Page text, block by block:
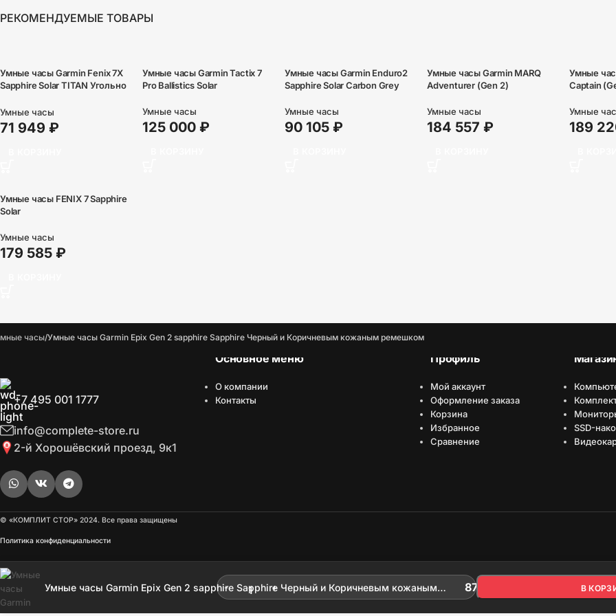
РЕКОМЕНДУЕМЫЕ ТОВАРЫ
Умные часы Garmin Fenix 7X
Sapphire Solar TITAN Угольно
Умные часы
71 949 ₽
Умные часы Garmin Tactix 7
Pro Ballistics Solar
Умные часы
125 000 ₽
Умные часы Garmin Enduro2
Sapphire Solar Carbon Grey
Умные часы
90 105 ₽
Умные часы Garmin MARQ
Adventurer (Gen 2)
Умные часы
184 557 ₽
Умные
Captain
Умные
189
Умные часы FENIX 7 Sapphire
Solar
Умные часы
179 585 ₽
часы Умные часы Garmin Epix Gen 2 sapphire Sapphire Черный и Коричневым кожаным ремешком
+7 495 001 1777
info@complete-store.ru
2-й Хорошёвский проезд, 9к1
Основное меню
О компании
Контакты
Профиль
Мой аккаунт
Оформление заказа
Корзина
Избранное
Сравнение
SSD-
© «КОМПЛИТ СТОР» 2024. Все права защищены
Политика конфиденциальности
Умные часы Garmin Epix Gen 2 sapphire Sapphire Черный и Коричневым кожаным
87 615 5 в наличииВ
Включает высокую скорость сайта, чтобы быть привлекательным для людей и